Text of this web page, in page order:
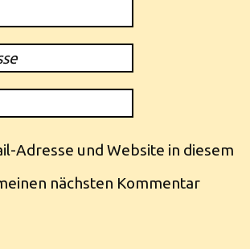
Adresse und Website in diesem
nächsten Kommentar